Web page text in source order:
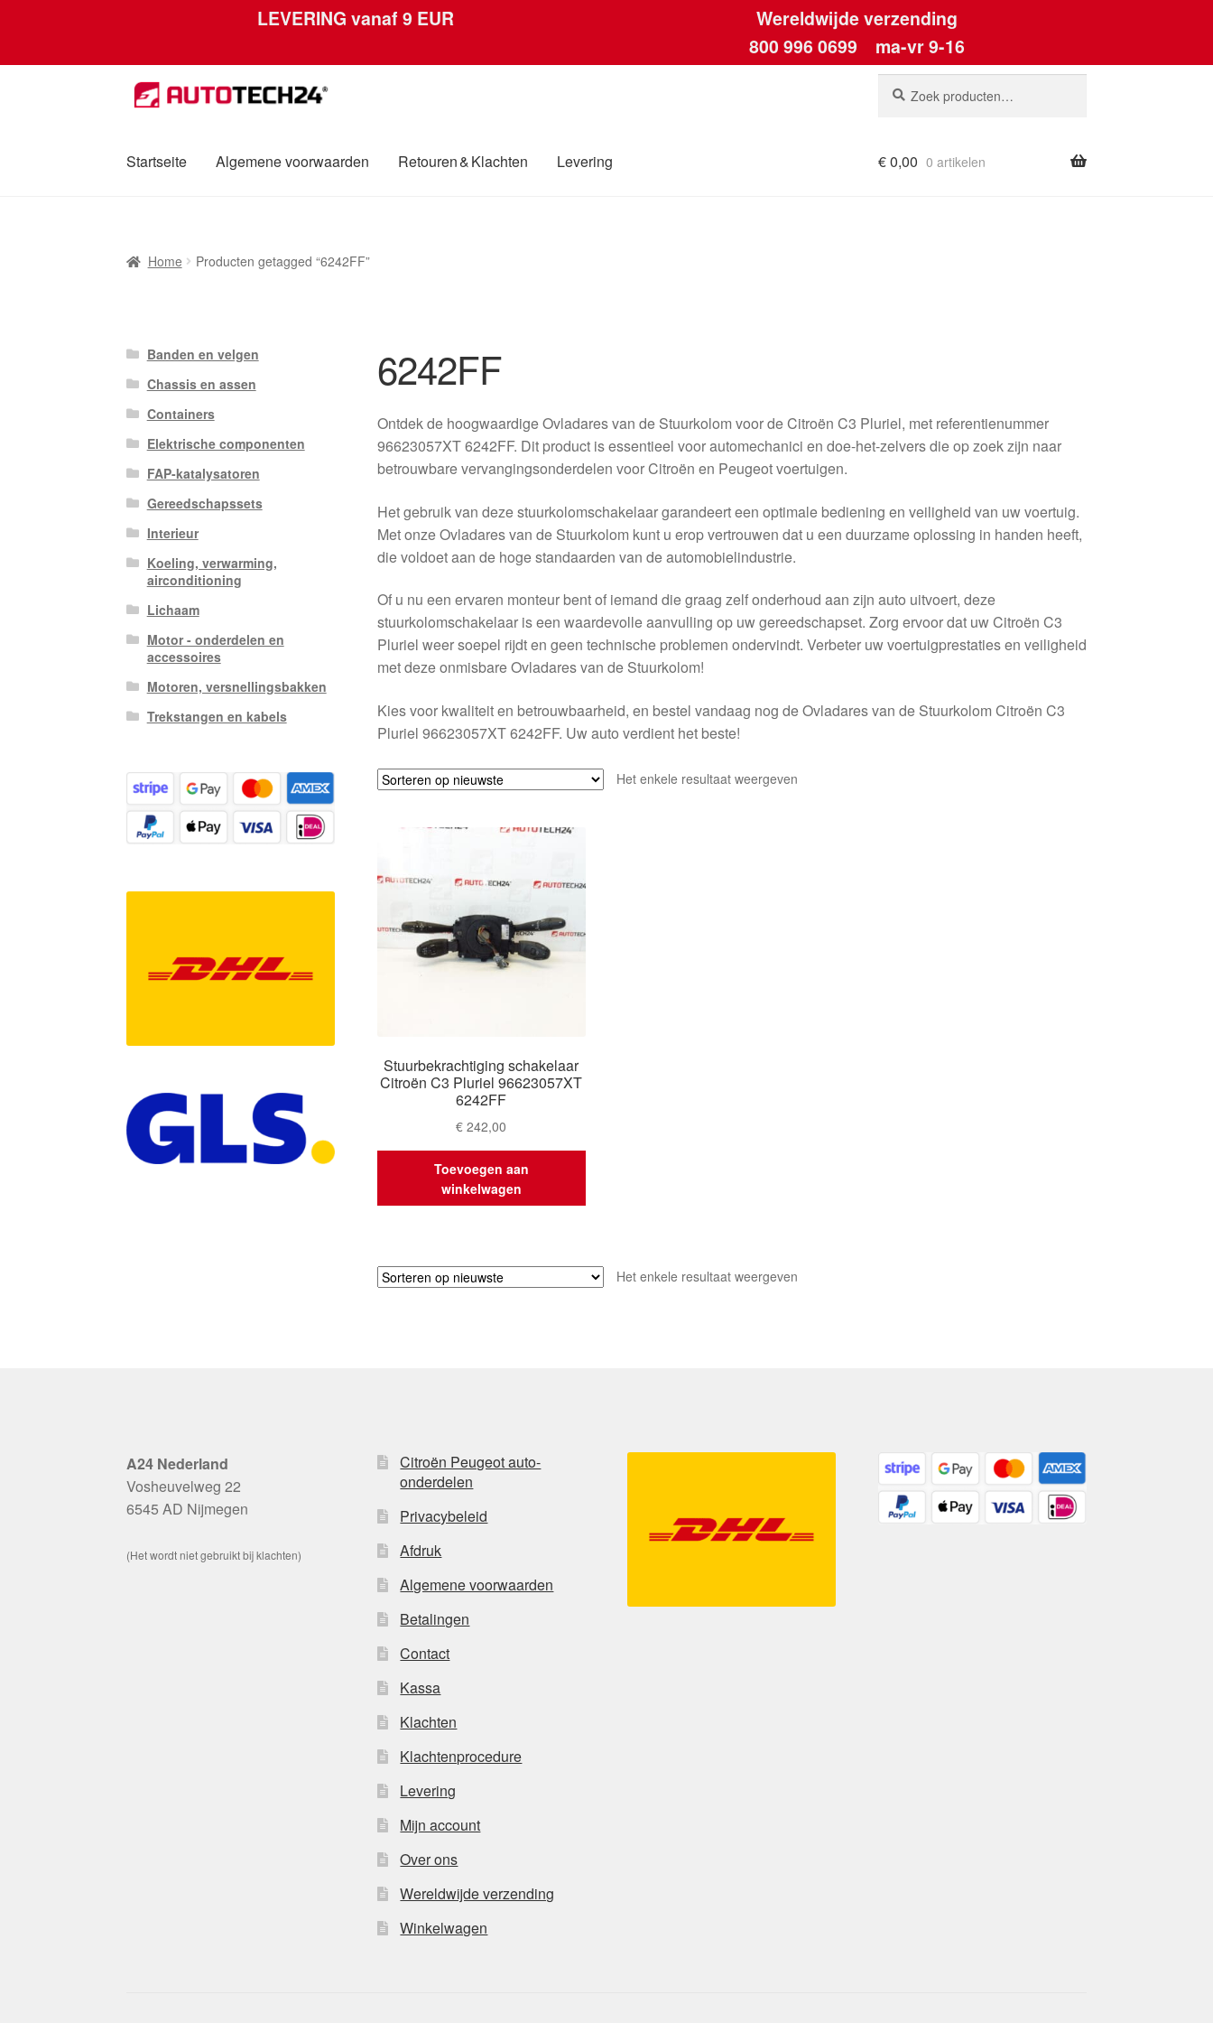
LEVERING vanaf 9 EUR
Wereldwijde verzending
800 996 0699 ma-vr 9-16
Ga
door
navigatie
Ga
naar
inhoud
naar:
Startseite Algemene voorwaarden Retouren & Klachten Levering
Over ons PrivacybeleidWereldwijde verzending
€0,00 0 artikelen
Home Producten getagged “6242FF”
6242FF
Ontdek de hoogwaardige Ovladares van de Stuurkolom voor de Citroën C3 Pluriel, met referentienummer
96623057XT 6242FF. Dit product is essentieel voor automechanici en doe-het-zelvers die op zoek zijn naar
betrouwbare vervangingsonderdelen voor Citroën en Peugeot voertuigen.
Het gebruik van deze stuurkolomschakelaar garandeert een optimale bediening en veiligheid van uw voertuig.
Met onze Ovladares van de Stuurkolom kunt u erop vertrouwen dat u een duurzame oplossing in handen heeft,
die voldoet aan de hoge standaarden van de automobielindustrie.
Of u nu een ervaren monteur bent of iemand die graag zelf onderhoud aan zijn auto uitvoert, deze
stuurkolomschakelaar is een waardevolle aanvulling op uw gereedschapset. Zorg ervoor dat uw Citroën C3
Pluriel weer soepel rijdt en geen technische problemen ondervindt. Verbeter uw voertuigprestaties en veiligheid
met deze onmisbare Ovladares van de Stuurkolom!
Kies voor kwaliteit en betrouwbaarheid, en bestel vandaag nog de Ovladares van de Stuurkolom Citroën C3
Pluriel 96623057XT 6242FF. Uw auto verdient het beste!
Het enkele resultaat weergeven
Stuurbekrachtiging schakelaar
Citroën C3 Pluriel 96623057XT
6242FF
€ 242,00
Toevoegen aan
winkelwagen
Het enkele resultaat weergeven
Banden en velgen
Chassis en assen
Containers
Elektrische componenten
FAP-katalysatoren
Gereedschapssets
Interieur
Koeling, verwarming,
airconditioning
Lichaam
Motor - onderdelen en
accessoires
Motoren, versnellingsbakken
Trekstangen en kabels
A24 Nederland
Vosheuvelweg 22
6545 AD Nijmegen
(Het wordt niet gebruikt bij klachten)
Citroën Peugeot auto-
onderdelen
Privacybeleid
Afdruk
Algemene voorwaarden
Betalingen
Contact
Kassa
Klachten
Klachtenprocedure
Levering
Mijn account
Over ons
Wereldwijde verzending
Winkelwagen